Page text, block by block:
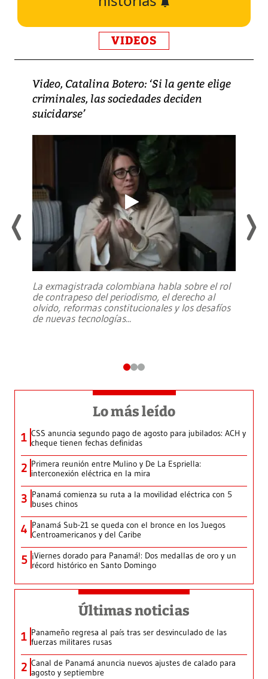
VIDEOS
Video, Catalina Botero: ‘Si la gente elige
criminales, las sociedades deciden
suicidarse’
La exmagistrada colombiana habla sobre el rol
de contrapeso del periodismo, el derecho al
olvido, reformas constitucionales y los desafíos
de nuevas tecnologías...
Lo más leído
1 CSS anuncia segundo pago de agosto para jubilados: ACH y
cheque tienen fechas definidas
2 Primera reunión entre Mulino y De La Espriella:
interconexión eléctrica en la mira
3 Panamá comienza su ruta a la movilidad eléctrica con 5
buses chinos
4 Panamá Sub-21 se queda con el bronce en los Juegos
Centroamericanos y del Caribe
5 ¡Viernes dorado para Panamá!: Dos medallas de oro y un
récord histórico en Santo Domingo
Últimas noticias
1 Panameño regresa al país tras ser desvinculado de las
fuerzas militares rusas
2 Canal de Panamá anuncia nuevos ajustes de calado para
agosto y septiembre